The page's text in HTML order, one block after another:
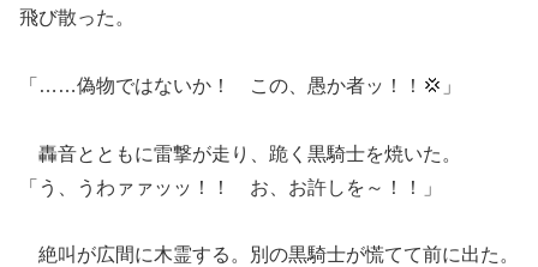
飛び散った。
「……偽物ではないか！ この、愚か者ッ！！💢」
轟音とともに雷撃が走り、跪く黒騎士を焼いた。
「う、うわァァッッ！！ お、お許しを～！！」
絶叫が広間に木霊する。別の黒騎士が慌てて前に出た。